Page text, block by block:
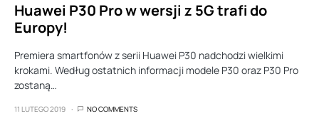
Huawei P30 Pro w wersji z 5G trafi do
Europy!
Premiera smartfonów z serii Huawei P30 nadchodzi wielkimi
krokami. Według ostatnich informacji modele P30 oraz P30 Pro
zostaną…
11 LUTEGO 2019 NO COMMENTS